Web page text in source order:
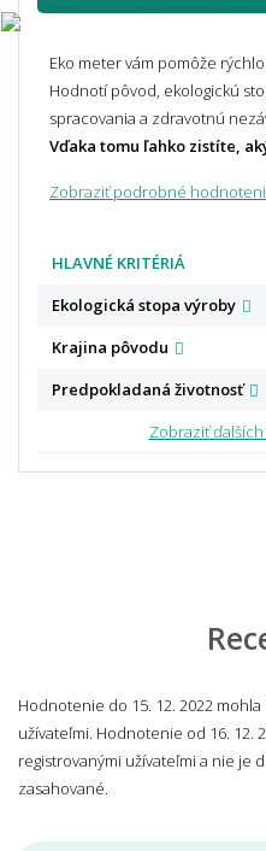
Eko meter vám pomôže
Hodnotí pôvod, ekologickú
spracovania a zdravotnú
Vďaka tomu ľahko zistíte,
Zobraziť podrobné
HLAVNÉ KRITÉRIÁ
Ekologická stopa výroby
Krajina pôvodu
Predpokladaná životnosť
Zobraziť
Hodnotenie do 15. 12. 2022
užívateľmi. Hodnotenie od 16. 12.
registrovanými užívateľmi a nie je
zasahované.